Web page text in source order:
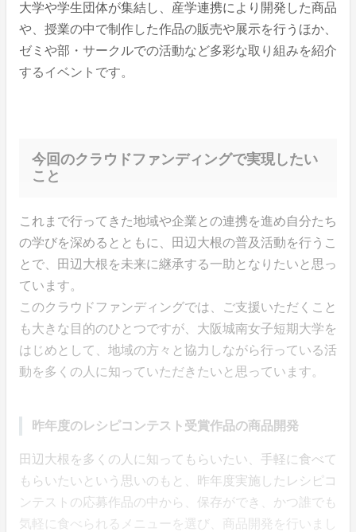
大学や学生団体が集結し、産学連携により開発した商品
や、授業の中で制作した作品の販売や展示を行うほか、
ゼミや部・サークルでの活動など多彩な取り組みを紹介
するイベントです。
今回のクラウドファンディングで実現したい
こと
これまで行ってきた地域や企業との連携を進め自分たち
の学びを深めるとともに、田辺大根の普及活動を行うこ
とで、田辺大根を未来に継承する一助となりたいと思っ
ています。
このクラウドファンディングでは、ご支援いただくこと
も大きな目的のひとつですが、大阪城南女子短期大学を
はじめとして、地域の方々と協力しながら行っている活
動を多くの人に知っていただきたいと思っています。
昨年度のレシピコンテスト受賞作品の商品開発
田辺大根を多くの人に知ってもらいたい、手軽に食べて
もらいたいという思いのもと、昨年度実施したレシピコ
ンテストの応募作品の中から、保存ができ、かつ誰でも
気軽に食べられるメニューを選び、商品開発を行いまし